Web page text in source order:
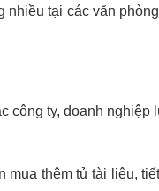
tại các văn
công ty, doanh nghiệp
thêm tủ tài liệu,